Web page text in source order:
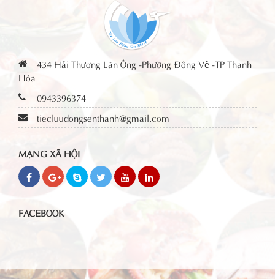
434 Hải Thượng Lãn Ông -Phường Đông Vệ -TP Thanh
Hóa
0943396374
tiecluudongsenthanh@gmail.com
MẠNG XÃ HỘI
FACEBOOK